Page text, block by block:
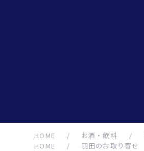
HOME / お酒・飲料 /
HOME
/ 羽田のお取り寄せ